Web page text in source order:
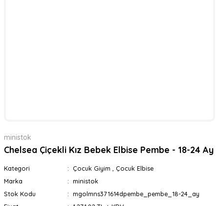
ministok
Chelsea Çiçekli Kız Bebek Elbise Pembe - 18-24 Ay
Kategori Çocuk Giyim
Çocuk Elbise
Marka
ministok
Stok Kodu
mgolmns371614dpembe_pembe_18-24_ay